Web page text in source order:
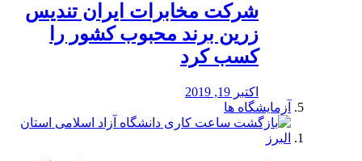
شرکت مخابرات ایران تندیس
زرین برند محبوب کشور را
کسب کرد
اکتبر 19, 2019
آزمایشگاه ها